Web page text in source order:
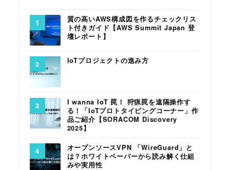
質の高いAWS構成図を作るチェックリス
ト付きガイド【AWS Summit Japan 登
壇レポート】
IoTプロジェクトの進み方
I wanna IoT 罠！ 狩猟罠を遠隔操作す
る！「IoTプロトタイピングコーナー」作
品ご紹介【SORACOM Discovery
2025】
オープンソースVPN 「WireGuard」と
は？ホワイトペーパーから読み解く仕組
みや実用性